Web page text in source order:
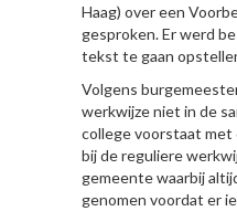
Haag) over een
gesproken. Er werd
tekst te gaan
Volgens
werkwijze niet in de
college voorstaat met
bij de reguliere
gemeente waarbij
genomen voordat er